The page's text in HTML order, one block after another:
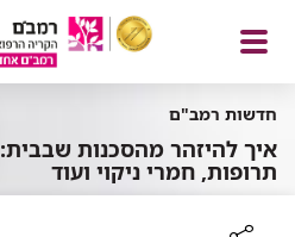
פתח
חדשות רמב"ם
איך להיזהר מהסכנות שבבית:
תרופות, חמרי ניקוי ועוד